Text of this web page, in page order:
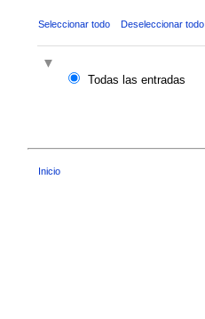
Seleccionar todo Deseleccionar todo
Todas las entradas
Inicio